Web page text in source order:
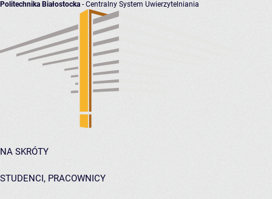
Politechnika Białostocka - Centralny System Uwierzytelniania
NA SKRÓTY
STUDENCI, PRACOWNICY